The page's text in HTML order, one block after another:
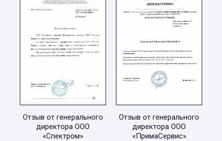
Отзыв от генерального
директора ООО
«Спектром»
Отзыв от генерального
директора ООО
«ПримаСервис»